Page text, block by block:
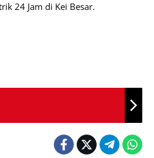
24 Jam di Kei Besar.